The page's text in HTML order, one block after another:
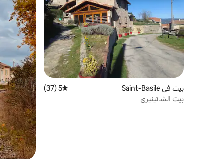
بيت في Saint-Basile متوسط التقييم 5 من 5، 37 مراجعات
5 (37)
بيت الشاتينيري